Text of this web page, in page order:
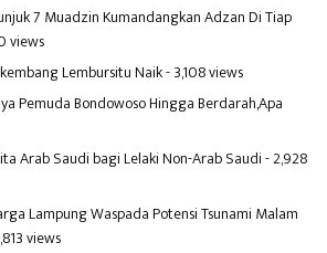
7 Muadzin Kumandangkan Adzan Di Tiap
views
Lembursitu Naik- 3,108 views
Pemuda Bondowoso Hingga Berdarah,Apa
Arab Saudi bagi Lelaki Non-Arab Saudi- 2,928
Lampung Waspada Potensi Tsunami Malam
views